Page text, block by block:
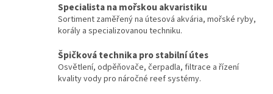
Specialista na mořskou akvaristiku
Sortiment zaměřený na útesová akvária, mořské ryby,
korály a specializovanou techniku.
Špičková technika pro stabilní útes
Osvětlení, odpěňovače, čerpadla, filtrace a řízení
kvality vody pro náročné reef systémy.